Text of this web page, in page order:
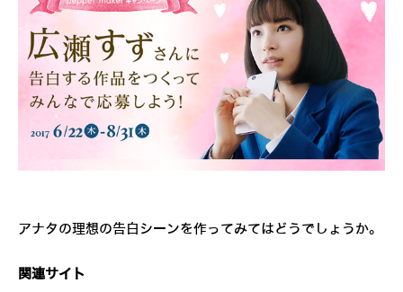
アナタの理想の告白シーンを作ってみてはどうでしょうか。
関連サイト